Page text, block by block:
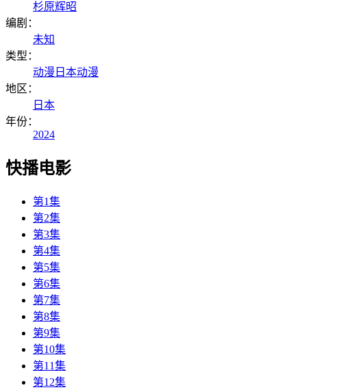
杉原辉昭
编剧：
未知
类型：
动漫 日本动漫
地区：
日本
年份：
2024
快播电影
第1集
第2集
第3集
第4集
第5集
第6集
第7集
第8集
第9集
第10集
第11集
第12集